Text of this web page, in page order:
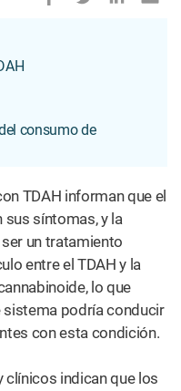
consumo de
TDAH informan que el
sus síntomas, y la
un tratamiento
entre el TDAH y la
lo que
sistema podría conducir
con esta condición.
indican que los